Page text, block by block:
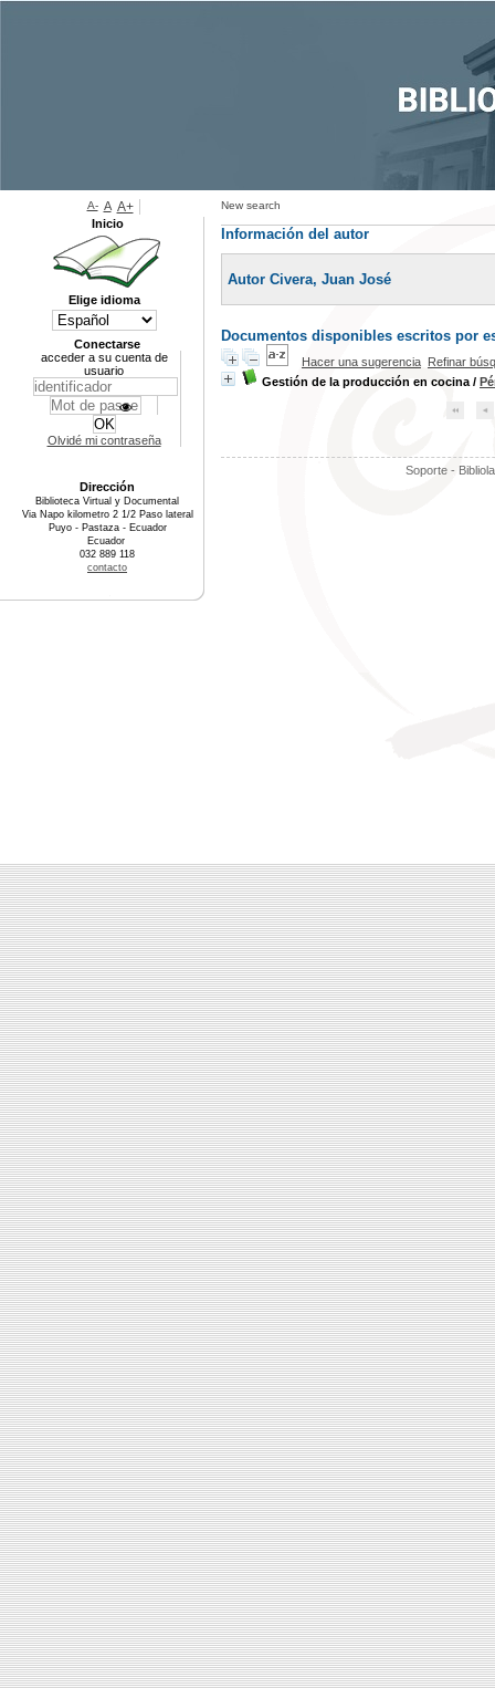
New search
Información del autor
Autor Civera, Juan José
Documentos disponibles escritos por
Hacer una sugerencia Refinar
Gestión de la producción en cocina /
Soporte -
A- A A+
Inicio
Elige idioma
Conectarse
acceder a su cuenta de
usuario
Olvidé mi contraseña
Dirección
Biblioteca Virtual y Documental
Via Napo kilometro 2 1/2 Paso lateral
Puyo - Pastaza - Ecuador
Ecuador
032 889 118
contacto